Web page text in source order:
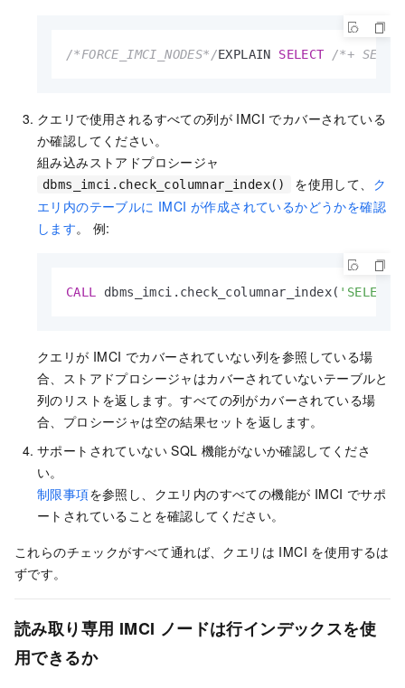
/*FORCE_IMCI_NODES*/EXPLAIN SELECT /*+
クエリで使用されるすべての列が IMCI でカバーされている
か確認してください。
組み込みストアドプロシージャ
dbms_imci.check_columnar_index() を使用して、 ク
エリ内のテーブルに IMCI が作成されているかどうかを確認
します。 例:
CALL dbms_imci.check_columnar_index( 'SELECT
クエリが IMCI でカバーされていない列を参照している場
合、ストアドプロシージャはカバーされていないテーブルと
列のリストを返します。すべての列がカバーされている場
合、プロシージャは空の結果セットを返します。
サポートされていない SQL 機能がないか確認してくださ
い。
制限事項を参照し、クエリ内のすべての機能が IMCI でサポ
ートされていることを確認してください。
これらのチェックがすべて通れば、クエリは IMCI を使用するは
ずです。
読み取り専用 IMCI ノードは行インデックスを使
用できるか